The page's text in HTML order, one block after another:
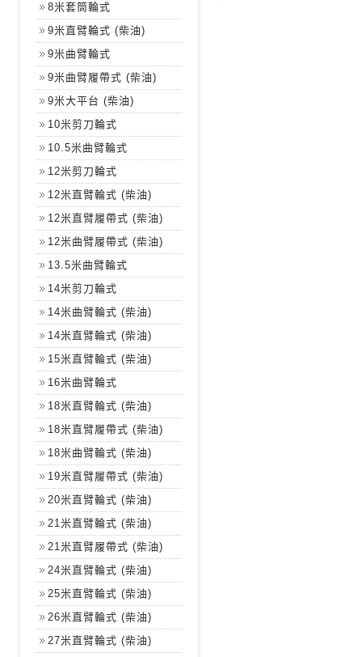
8米套筒輪式
9米直臂輪式 (柴油)
9米曲臂輪式
9米曲臂履帶式 (柴油)
9米大平台 (柴油)
10米剪刀輪式
10.5米曲臂輪式
12米剪刀輪式
12米直臂輪式 (柴油)
12米直臂履帶式 (柴油)
12米曲臂履帶式 (柴油)
13.5米曲臂輪式
14米剪刀輪式
14米曲臂輪式 (柴油)
14米直臂輪式 (柴油)
15米直臂輪式 (柴油)
16米曲臂輪式
18米直臂輪式 (柴油)
18米直臂履帶式 (柴油)
18米曲臂輪式 (柴油)
19米直臂履帶式 (柴油)
20米直臂輪式 (柴油)
21米直臂輪式 (柴油)
21米直臂履帶式 (柴油)
24米直臂輪式 (柴油)
25米直臂輪式 (柴油)
26米直臂輪式 (柴油)
27米直臂輪式 (柴油)